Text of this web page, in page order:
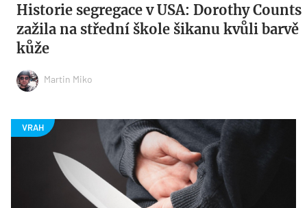
Historie segregace v USA: Dorothy Counts
zažila na střední škole šikanu kvůli barvě
kůže
Martin Miko